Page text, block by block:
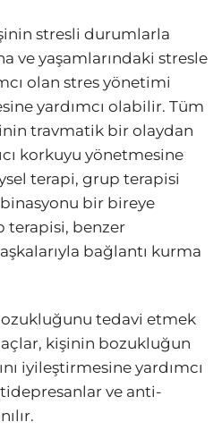
stresli durumlarla
ve yaşamlarındaki stresle
olan stres yönetimi
yardımcı olabilir. Tüm
travmatik bir olaydan
korkuyu yönetmesine
terapi, grup terapisi
bir bireye
terapisi, benzer
bağlantı kurma
tedavi etmek
kişinin bozukluğun
iyileştirmesine yardımcı
ve anti-